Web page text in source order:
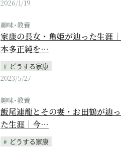
2026/1/19
趣味･教養
家康の長女・亀姫が辿った生涯｜
本多正純を…
どうする家康
2023/5/27
趣味･教養
飯尾連龍とその妻・お田鶴が辿っ
た生涯｜今…
どうする家康